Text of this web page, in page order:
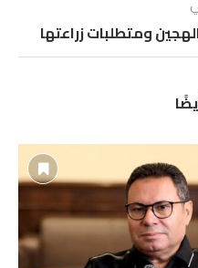
ومتطلبات زراعتها